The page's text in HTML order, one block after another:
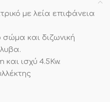
με λεία επιφάνεια
σώμα και διζωνική
ισχύ 4.5Kw.